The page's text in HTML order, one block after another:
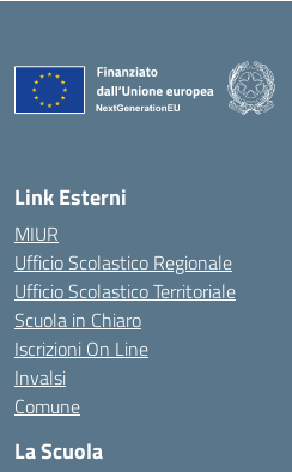
Link Esterni
MIUR
Ufficio Scolastico Regionale
Ufficio Scolastico Territoriale
Scuola in Chiaro
Iscrizioni On Line
Invalsi
Comune
La Scuola